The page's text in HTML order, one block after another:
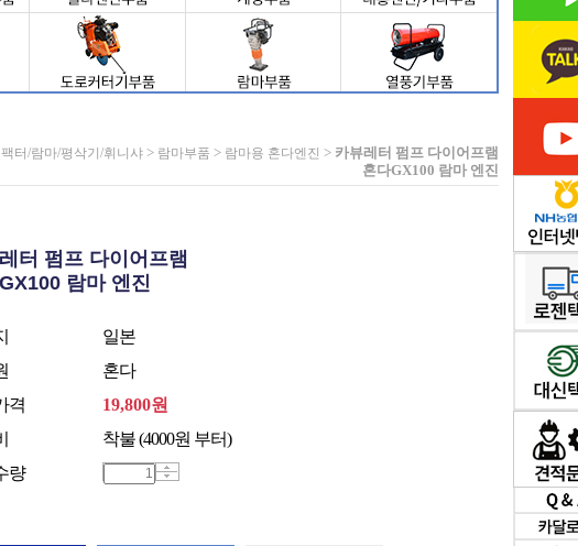
터/람마/평삭기/휘니샤 > 람마부품 > 람마용 혼다엔진 > 카뷰레터 펌프 다이어프램
혼다GX100 람마 엔진
터 펌프 다이어프램
람마 엔진
일본
혼다
격
19,800원
착불 (4000원 부터)
량